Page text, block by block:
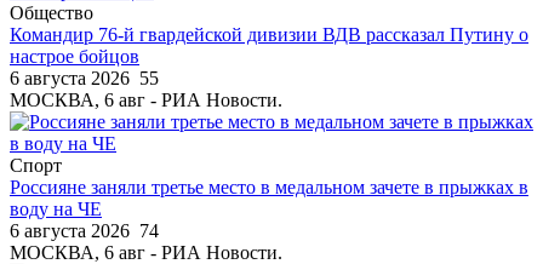
Общество
Командир 76-й гвардейской дивизии ВДВ рассказал Путину о
настрое бойцов
6 августа 2026 55
МОСКВА, 6 авг - РИА Новости.
Спорт
Россияне заняли третье место в медальном зачете в прыжках в
воду на ЧЕ
6 августа 2026 74
МОСКВА, 6 авг - РИА Новости.